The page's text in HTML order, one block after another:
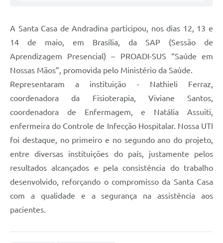
A Santa Casa de Andradina participou, nos dias 12, 13 e
14 de maio, em Brasília, da SAP (Sessão de
Aprendizagem Presencial) – PROADI-SUS “Saúde em
Nossas Mãos”, promovida pelo Ministério da Saúde.
Representaram a instituição - Nathieli Ferraz,
coordenadora da Fisioterapia, Viviane Santos,
coordenadora de Enfermagem, e Natália Assuiti,
enfermeira do Controle de Infecção Hospitalar. Nossa UTI
foi destaque, no primeiro e no segundo ano do projeto,
entre diversas instituições do país, justamente pelos
resultados alcançados e pela consistência do trabalho
desenvolvido, reforçando o compromisso da Santa Casa
com a qualidade e a segurança na assistência aos
pacientes.